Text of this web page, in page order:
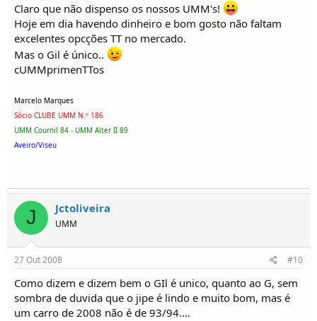
Claro que não dispenso os nossos UMM's!
Hoje em dia havendo dinheiro e bom gosto não faltam
excelentes opcções TT no mercado.
Mas o Gil é único..
cUMMprimenTTos
Marcelo Marques
Sócio CLUBE UMM N.º 186
UMM Cournil 84 - UMM Alter II 89
Aveiro/Viseu
J Jctoliveira
UMM
27 Out 2008 #10
Como dizem e dizem bem o GIl é unico, quanto ao G, sem
sombra de duvida que o jipe é lindo e muito bom, mas é
um carro de 2008 não é de 93/94....